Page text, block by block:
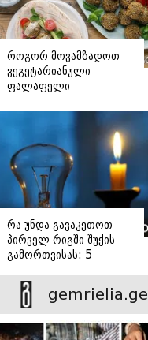
როგორ მოვამზადოთ
ვეგეტარიანული
ფალაფელი
რა უნდა გავაკეთოთ
პირველ რიგში შუქის
გამორთვისას: 5
gemrielia.ge